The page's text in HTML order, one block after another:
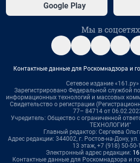
Google Play
Мы в соцсетях
Контактные данные для Роскомнадзора и
Сетевое издание
Зарегистрировано Федеральной службой
информационных технологий и массовых
Свидетельство о регистрации
77– 84714 от
Учредитель: Общество с ограниченной
ТЕХНОЛОГИИ"
Главный редактор: Сергеева
Адрес редакции: 344002, г. Ростов-на-Дону,
13 этаж, +7 (918) 50-50-
Электронный адрес редакции:
Контактные данные для Роскомнадзора и